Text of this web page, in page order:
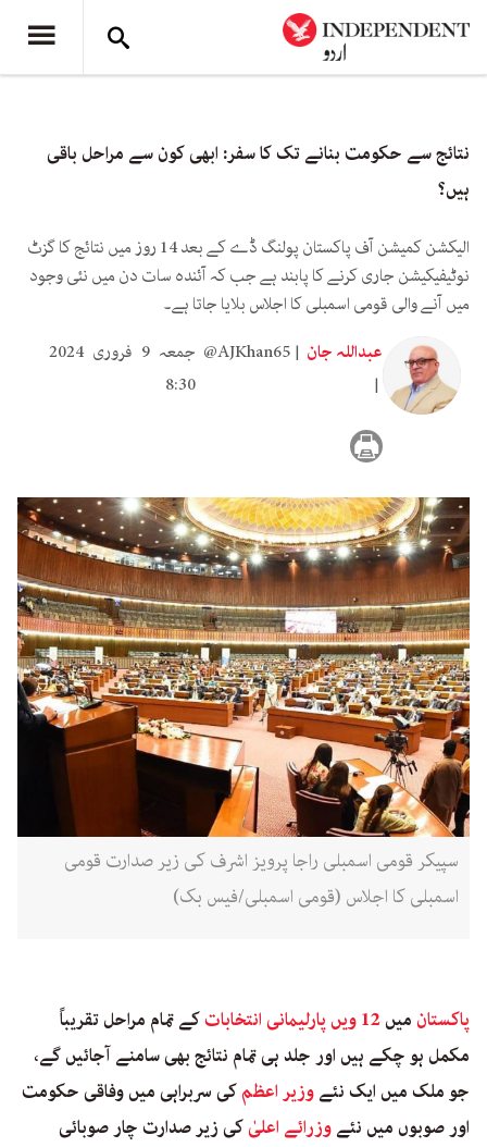
نتائج سے حکومت بنانے تک کا سفر: ابھی کون سے مراحل باقی
ہیں؟
الیکشن کمیشن آف پاکستان پولنگ ڈے کے بعد 14 روز میں نتائج کا گزٹ
نوٹیفیکیشن جاری کرنے کا پابند ہے جب کہ آئندہ سات دن میں نئی وجود
میں آنے والی قومی اسمبلی کا اجلاس بلایا جاتا ہے۔
عبداللہ جان
@AJKhan65
جمعہ 9 فروری 2024
8:30
سپیکر قومی اسمبلی راجا پرویز اشرف کی زیر صدارت قومی
اسمبلی کا اجلاس (قومی اسمبلی/فیس بک)
پاکستان میں 12 ویں پارلیمانی انتخابات
کے تمام مراحل تقریباً
مکمل ہو چکے ہیں اور جلد ہی تمام نتائج بھی سامنے آجائیں گے،
جو ملک میں ایک نئےوزیر اعظمکی سربراہی میں وفاقی حکومت
اور صوبوں میں نئےوزرائے اعلیٰکی زیر صدارت چار صوبائی